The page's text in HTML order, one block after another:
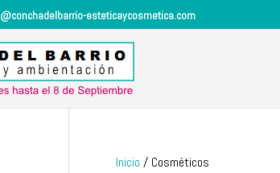
esteticaycosmetica.com
Inicio / Cosméticos